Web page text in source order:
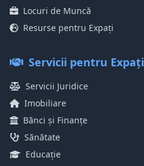
Locuri de Muncă
Resurse pentru Expați
Servicii pentru Expați
Servicii Juridice
Imobiliare
Bănci și Finanțe
Sănătate
Educație